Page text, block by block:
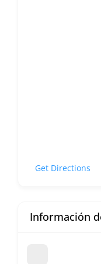
Get Directions
Información